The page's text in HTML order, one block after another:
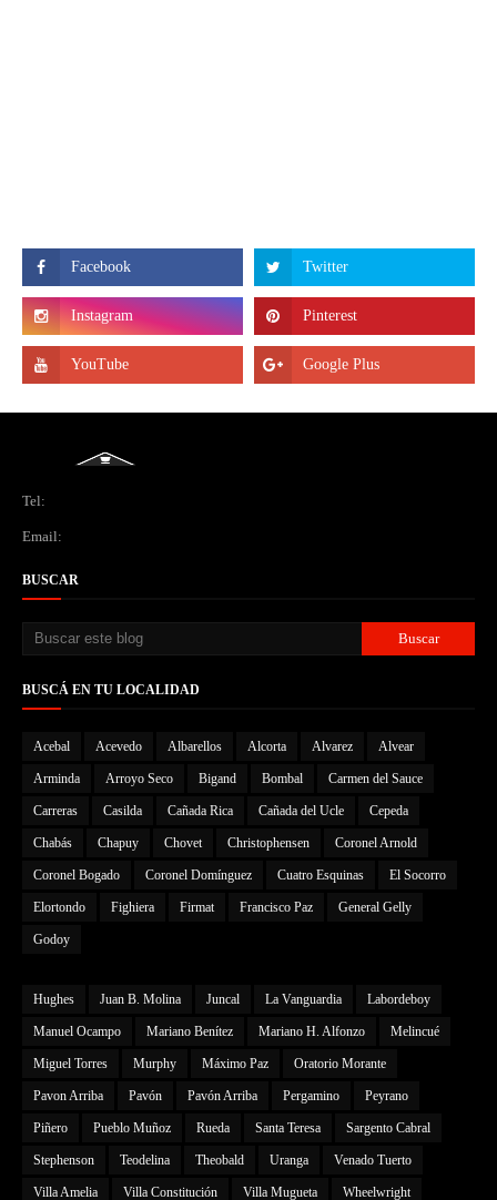
Tel:
Email:
BUSCAR
BUSCÁ EN TU LOCALIDAD
Acebal Acevedo Albarellos Alcorta Alvarez Alvear
Arminda Arroyo Seco Bigand Bombal Carmen del Sauce
Carreras Casilda Cañada Rica Cañada del Ucle Cepeda
Chabás Chapuy Chovet Christophensen Coronel Arnold
Coronel Bogado Coronel Domínguez Cuatro Esquinas El Socorro
Elortondo Fighiera Firmat Francisco Paz General Gelly
Godoy
Hughes Juan B. Molina Juncal La Vanguardia Labordeboy
Manuel Ocampo Mariano Benítez Mariano H. Alfonzo Melincué
Miguel Torres Murphy Máximo Paz Oratorio Morante
Pavon Arriba Pavón Pavón Arriba Pergamino Peyrano
Piñero Pueblo Muñoz Rueda Santa Teresa Sargento Cabral
Stephenson Teodelina Theobald Uranga Venado Tuerto
Villa Amelia Villa Constitución Villa Mugueta Wheelwright